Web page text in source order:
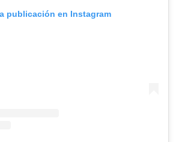
publicación en Instagram